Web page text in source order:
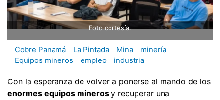
Foto cortesía.
Cobre Panamá La Pintada Mina
minería
Equipos mineros
empleo industria
Con la esperanza de volver a ponerse al mando de los
enormes equipos mineros y recuperar una